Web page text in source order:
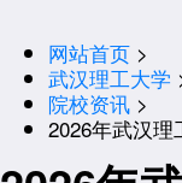
网站首页 >
武汉理工大学
院校资讯 >
2026年武汉